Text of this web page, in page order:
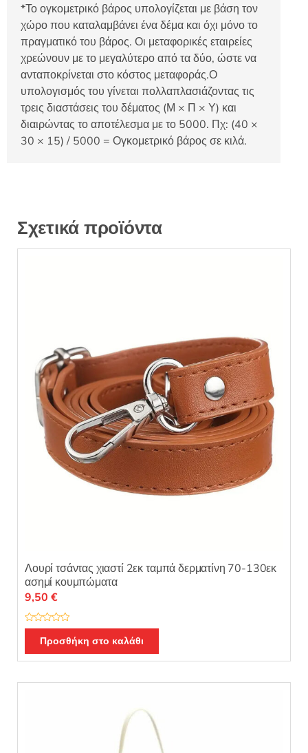
*Το ογκομετρικό βάρος υπολογίζεται με βάση τον
χώρο που καταλαμβάνει ένα δέμα και όχι μόνο το
πραγματικό του βάρος. Οι μεταφορικές εταιρείες
χρεώνουν με το μεγαλύτερο από τα δύο, ώστε να
ανταποκρίνεται στο κόστος μεταφοράς.Ο
υπολογισμός του γίνεται πολλαπλασιάζοντας τις
τρεις διαστάσεις του δέματος (Μ × Π × Υ) και
διαιρώντας το αποτέλεσμα με το 5000. Πχ: (40 ×
30 × 15) / 5000 = Ογκομετρικό βάρος σε κιλά.
Σχετικά προϊόντα
Λουρί τσάντας χιαστί 2εκ ταμπά δερματίνη 70-130εκ
ασημί κουμπώματα
Β
μ
ο
9,50 €
Προσθήκη στο καλάθι